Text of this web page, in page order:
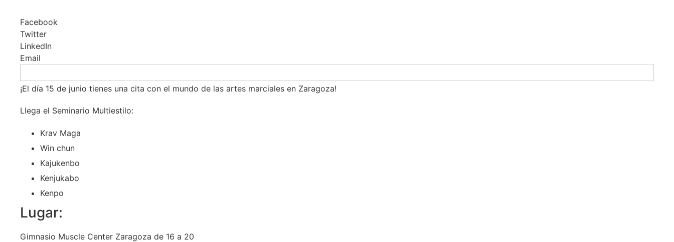
Facebook
Twitter
LinkedIn
Email
¡El día 15 de junio tienes una cita con el mundo de las artes marciales en Zaragoza!
Llega el Seminario Multiestilo:
Krav Maga
Win chun
Kajukenbo
Kenjukabo
Kenpo
Lugar:
Gimnasio Muscle Center Zaragoza de 16 a 20